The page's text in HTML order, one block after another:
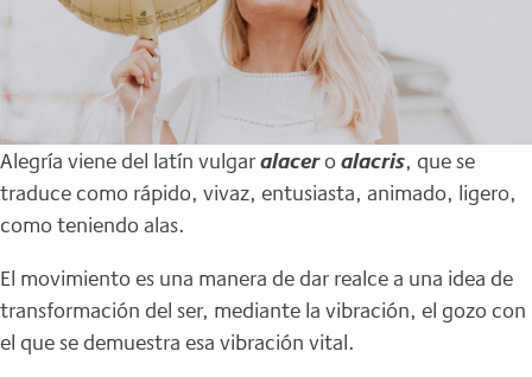
Alegría viene del latín vulgaralaceroalacris, que se
traduce como rápido, vivaz, entusiasta, animado, ligero,
como teniendo alas.
El movimiento es una manera de dar realce a una idea de
transformación del ser, mediante la vibración, el gozo con
el que se demuestra esa vibración vital.